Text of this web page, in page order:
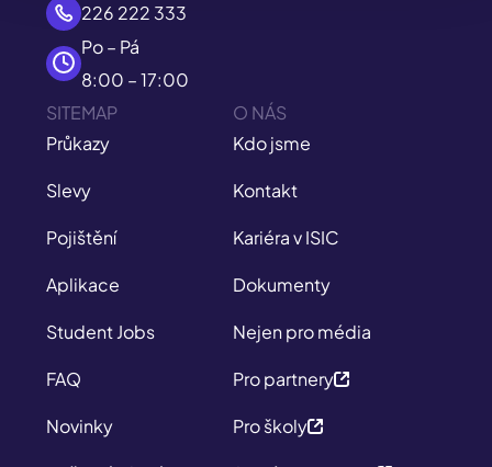
226 222 333
Po – Pá
8:00 – 17:00
SITEMAP
Průkazy
Slevy
Pojištění
Aplikace
Student Jobs
FAQ
Novinky
O NÁS
Kdo jsme
Kontakt
Kariéra v ISIC
Dokumenty
Nejen pro média
Pro partnery
Pro školy